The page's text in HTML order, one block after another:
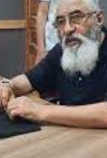
ب
ر
ي
د
ك
ت
ر